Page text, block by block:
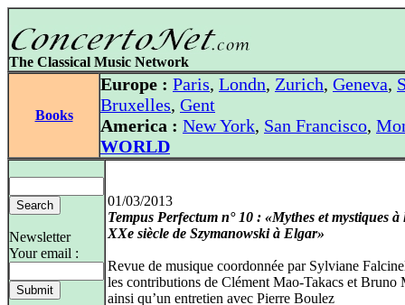
The Classical Music Network
Books
Europe : Paris, Londn, Zurich, Geneva,
Bruxelles, Gent
America : New York, San Francisco,
WORLD
Newsletter
Your email :
01/03/2013
Tempus Perfectum n° 10 : «Mythes et mystiques à
XXe siècle de Szymanowski à Elgar»
Revue de musique coordonnée par Sylviane
les contributions de Clément Mao-Takacs et Bruno
ainsi qu’un entretien avec Pierre Boulez